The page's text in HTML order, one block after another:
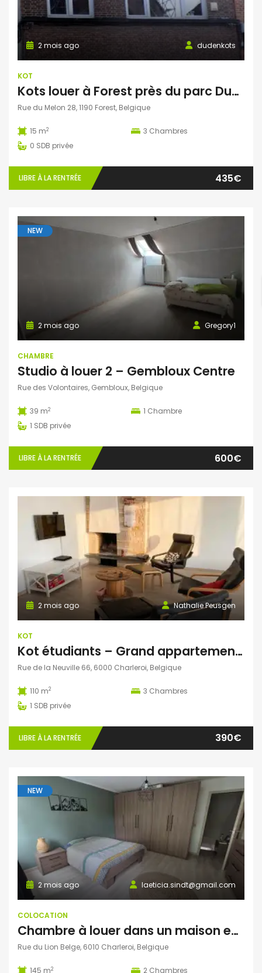
dudenkots
2 mois ago
KOT
Kots louer à Forest près du parc Duden
Rue du Melon 28, 1190 Forest, Belgique
15 m2 3 Chambres
0 SDB privée
LIBRE À LA RENTRÉE 435€
NEW
Gregory1
2 mois ago
CHAMBRE
Studio à louer 2 – Gembloux Centre
Rue des Volontaires, Gembloux, Belgique
39 m2 1 Chambre
1 SDB privée
LIBRE À LA RENTRÉE 600€
Nathalie Peusgen
2 mois ago
KOT
Kot étudiants – Grand appartement (3 chambres) meublé au centre de Charleroi
Rue de la Neuville 66, 6000 Charleroi, Belgique
110 m2 3 Chambres
1 SDB privée
LIBRE À LA RENTRÉE 390€
NEW
laeticia.sindt@gmail.com
2 mois ago
COLOCATION
Chambre à louer dans un maison en colocation
Rue du Lion Belge, 6010 Charleroi, Belgique
145 m2 2 Chambres